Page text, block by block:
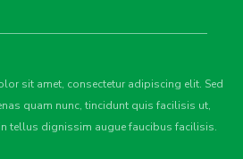
sit amet, consectetur adipiscing elit. Sed
quam nunc, tincidunt quis facilisis ut,
tellus dignissim augue faucibus facilisis.